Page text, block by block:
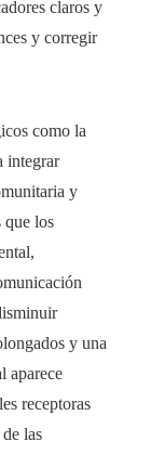
claros y
y corregir
como la
integrar
y
que los
y una
aparece
receptoras
las